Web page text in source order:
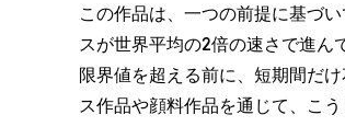
この作品は、一つの前提に基づ
スが世界平均の2倍の速さで進
限界値を超える前に、短期間だ
ス作品や顔料作品を通じて、こう